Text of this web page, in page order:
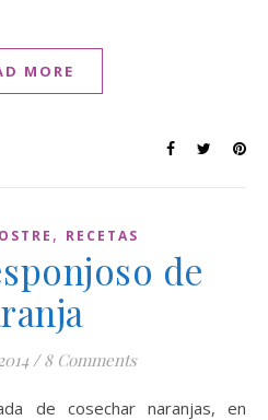
MORE
, RECETAS
de
/ 8 Comments